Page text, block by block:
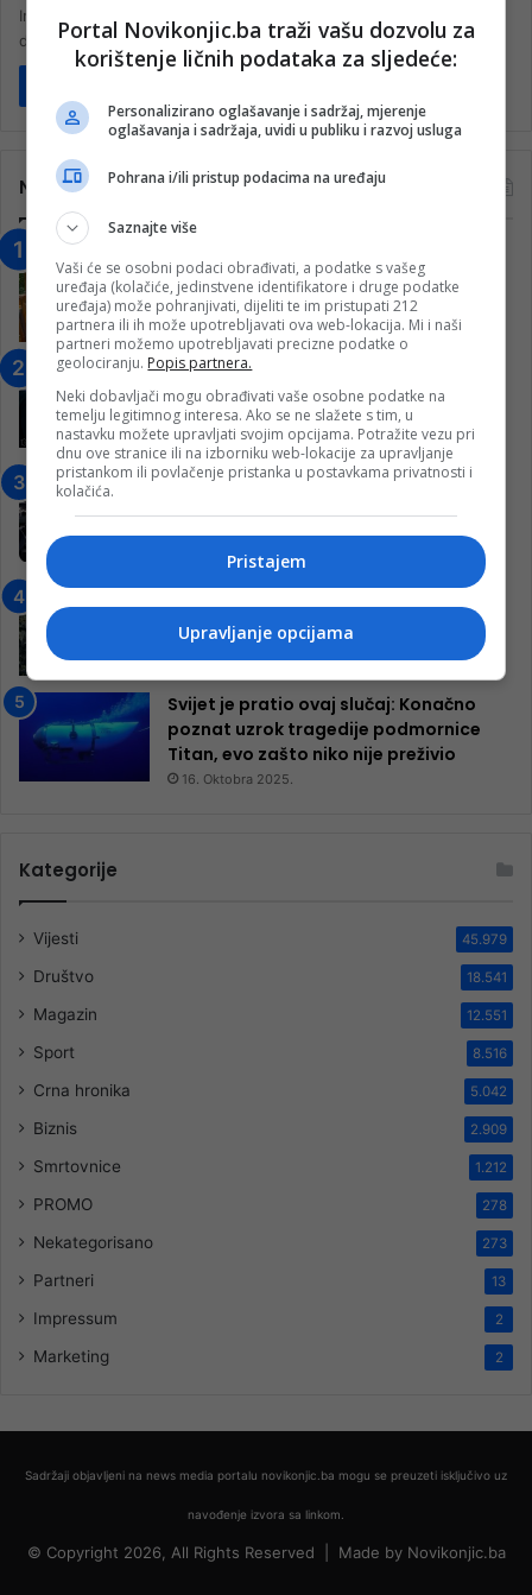
Influenserica Bojana Mutić iz Banje Luke podijelila je tužnu vijest
da je njen drugi sin Maksim (11) preminuo. Podijelivši objavu…
Najčitanije
“Obrazovanje gradi BiH-Jovan Divjak“
– Konjic je u posljednje 22 godine imao
25 ​​stipendista
15. Februara 2023.
Nogometaši Igmana iznenadili
Konjičanke cvijećem i besplatnim
ulazom na utakmicu
7. Marta 2025.
Jablanica: “Budi mi prijatelj” –
inkluzivnog centra!
9. Jula 2024.
13. Augusta 2024.
Svijet je pratio ovaj slučaj: Konačno
poznat uzrok tragedije podmornice
Titan, evo zašto niko nije preživio
16. Oktobra 2025.
Kategorije
Vijesti 45.979
Društvo 18.541
Magazin 12.551
Sport 8.516
Crna hronika 5.042
Biznis 2.909
Smrtovnice 1.212
PROMO 278
Nekategorisano 273
Partneri 13
Impressum 2
Marketing 2
Sadržaji objavljeni na news media portalu novikonjic.ba mogu se preuzeti isključivo uz
navođenje izvora sa linkom.
© Copyright 2026, All Rights Reserved | Made by Novikonjic.ba
Portal Novikonjic.ba traži vašu dozvolu za
korištenje ličnih podataka za sljedeće:
Personalizirano oglašavanje i sadržaj, mjerenje
oglašavanja i sadržaja, uvidi u publiku i razvoj usluga
Pohrana i/ili pristup podacima na uređaju
Saznajte više
Vaši će se osobni podaci obrađivati, a podatke s vašeg
uređaja (kolačiće, jedinstvene identifikatore i druge podatke
uređaja) može pohranjivati, dijeliti te im pristupati 212
partnera ili ih može upotrebljavati ova web-lokacija. Mi i naši
partneri možemo upotrebljavati precizne podatke o
geolociranju. Popis partnera.
Neki dobavljači mogu obrađivati vaše osobne podatke na
temelju legitimnog interesa. Ako se ne slažete s tim, u
nastavku možete upravljati svojim opcijama. Potražite vezu pri
dnu ove stranice ili na izborniku web-lokacije za upravljanje
pristankom ili povlačenje pristanka u postavkama privatnosti i
kolačića.
Pristajem
Upravljanje opcijama